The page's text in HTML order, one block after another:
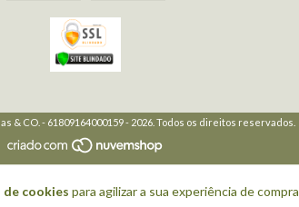
de cookies para agilizar a sua experiência de
& CO. - 61809164000159 - 2026. Todos os direitos reservados.